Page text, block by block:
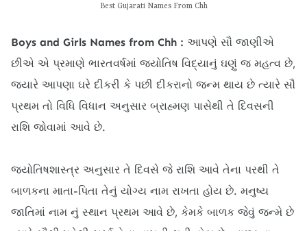
Best Gujarati Names From Chh
Boys and Girls Names from Chh : આપણે સૌ જાણીએ
છીએ એ પ્રમાણે ભારતવર્ષમાં જ્યોતિષ વિદ્યાનું ઘણું જ મહત્વ છે,
જ્યારે આપણા ઘરે દીકરી કે પછી દીકરાનો જન્મ થાય છે ત્યારે સૌ
પ્રથમ તો વિધિ વિધાન અનુસાર બ્રાહ્મણ પાસેથી તે દિવસની
રાશિ જોવામાં આવે છે.
જ્યોતિષશાસ્ત્ર અનુસાર તે દિવસે જે રાશિ આવે તેના પરથી તે
બાળકના માતા-પિતા તેનું યોગ્ય નામ રાખતા હોય છે. મનુષ્ય
જાતિમાં નામ નું સ્થાન પ્રથમ આવે છે, કેમકે બાળક જેવું જન્મે છે